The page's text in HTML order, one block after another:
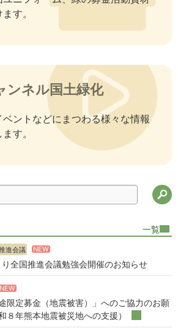
す。
ンネル国土緑化
ントなどにまつわる様々な情報
す。
検
一覧
進会議 NEW
り全国推進会議勉強会開催のお知らせ
NEW
限定募金（地震被害）」へのご協力のお願
８年熊本地震被災地への支援）